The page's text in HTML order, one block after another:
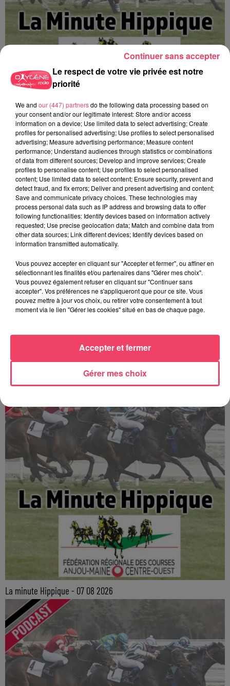
La minute Hippique - 08 08 2026
Sillé-le-Guillaume : une journée de courses au cœur de la forêt
La minute Hippique - 07 08 2026
Le respect de votre vie privée est notre
priorité
We and our (447) partnersdo the following data processing based on
your consent and/or our legitimate interest: Store and/or access
information on a device; Use limited data to select advertising; Create
profiles for personalised advertising; Use profiles to select personalised
advertising; Measure advertising performance; Measure content
performance; Understand audiences through statistics or combinations
of data from different sources; Develop and improve services; Create
profiles to personalise content; Use profiles to select personalised
content; Use limited data to select content; Ensure security, prevent and
detect fraud, and fix errors; Deliver and present advertising and content;
Save and communicate privacy choices. These technologies may
process personal data such as IP address and browsing data to offer
following functionalities: Identify devices based on information actively
requested; Use precise geolocation data; Match and combine data from
other data sources; Link different devices; Identify devices based on
information transmitted automatically.
Vous pouvez accepter en cliquant sur "Accepter et fermer", ou affiner en
sélectionnant les finalités et/ou partenaires dans "Gérer mes choix".
Vous pouvez également refuser en cliquant sur "Continuer sans
accepter". Vos préférences ne s'appliqueront que pour ce site. Vous
pouvez mettre à jour vos choix, ou retirer votre consentement à tout
moment via le lien "Gérer les cookies" situé en bas de chaque page.
Gérer mes choix
Accepter et fermer
Continuer sans accepter